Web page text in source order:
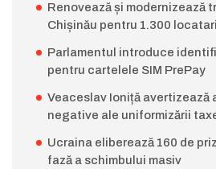
Renovează și modernizează
Chișinău pentru 1.300 locatari
Parlamentul introduce
pentru cartelele SIM PrePay
Veaceslav Ioniță avertizează
negative ale uniformizării
Ucraina eliberează 160 de
fază a schimbului masiv